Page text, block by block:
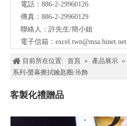
電話：886-2-29960126
傳真：886-2-29960129
聯絡人：許先生/簡小姐
電子信箱： excel.twn@msa.hinet.net
目前所在位置: 首頁 » 產品展示 »
系列-螢幕擦拭鑰匙圈/吊飾
客製化禮贈品